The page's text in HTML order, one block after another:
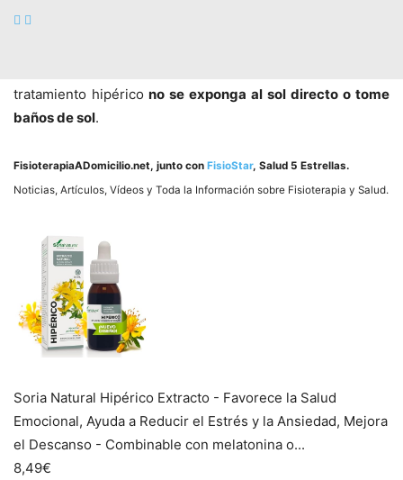
sol, la piel y ciertas sustancias como el aceite que
tratamiento hipérico no se exponga al sol directo o tome
baños de sol.
FisioterapiaADomicilio.net, junto con FisioStar, Salud 5 Estrellas.
Noticias, Artí­culos, Ví­deos y Toda la Información sobre Fisioterapia y Salud.
Soria Natural Hipérico Extracto - Favorece la Salud
Emocional, Ayuda a Reducir el Estrés y la Ansiedad, Mejora
el Descanso - Combinable con melatonina o...
8,49€